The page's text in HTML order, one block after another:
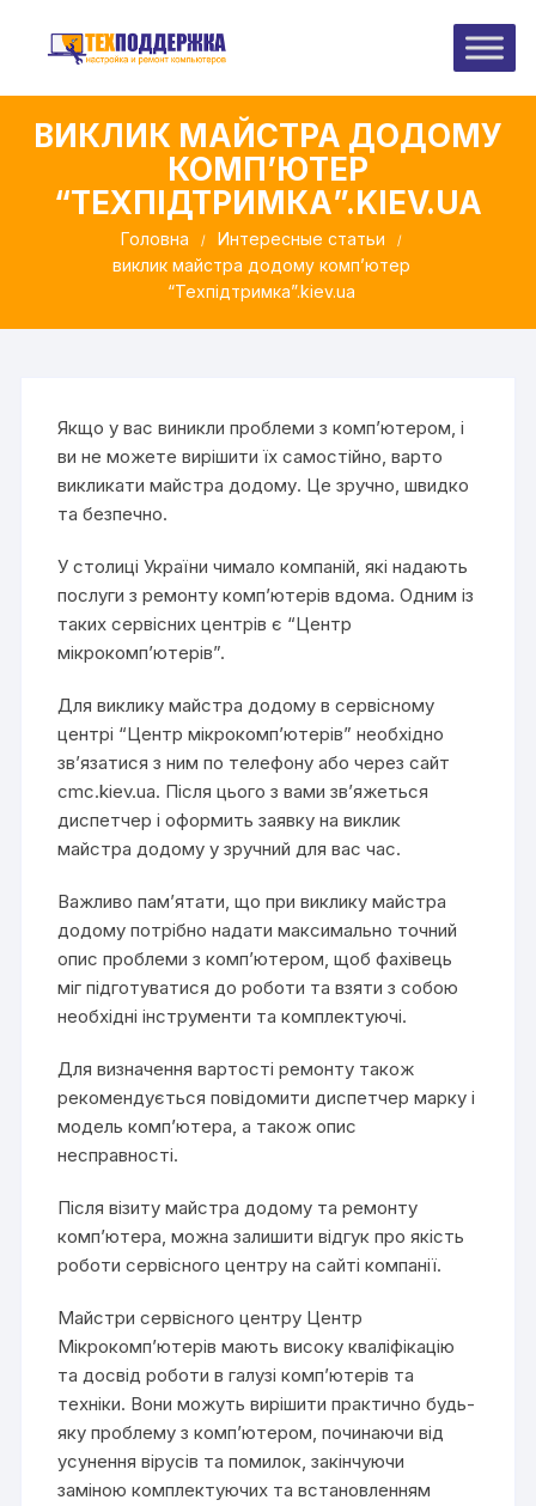
ВИКЛИК МАЙСТРА ДОДОМУ
КОМП’ЮТЕР
“ТЕХПІДТРИМКА”.KIEV.UA
Головна
Интересные статьи
виклик майстра додому комп’ютер
“Техпідтримка”.kiev.ua
Якщо у вас виникли проблеми з комп’ютером, і
ви не можете вирішити їх самостійно, варто
викликати майстра додому. Це зручно, швидко
та безпечно.
У столиці України чимало компаній, які надають
послуги з ремонту комп’ютерів вдома. Одним із
таких сервісних центрів є “Центр
мікрокомп’ютерів”.
Для виклику майстра додому в сервісному
центрі “Центр мікрокомп’ютерів” необхідно
зв’язатися з ним по телефону або через сайт
cmc.kiev.ua. Після цього з вами зв’яжеться
диспетчер і оформить заявку на виклик
майстра додому у зручний для вас час.
Важливо пам’ятати, що при виклику майстра
додому потрібно надати максимально точний
опис проблеми з комп’ютером, щоб фахівець
міг підготуватися до роботи та взяти з собою
необхідні інструменти та комплектуючі.
Для визначення вартості ремонту також
рекомендується повідомити диспетчер марку і
модель комп’ютера, а також опис
несправності.
Після візиту майстра додому та ремонту
комп’ютера, можна залишити відгук про якість
роботи сервісного центру на сайті компанії.
Майстри сервісного центру Центр
Мікрокомп’ютерів мають високу кваліфікацію
та досвід роботи в галузі комп’ютерів та
техніки. Вони можуть вирішити практично будь-
яку проблему з комп’ютером, починаючи від
усунення вірусів та помилок, закінчуючи
заміною комплектуючих та встановленням